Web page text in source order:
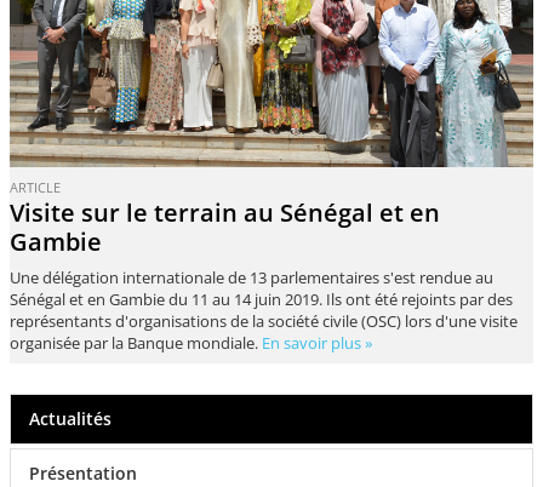
ARTICLE
Visite sur le terrain au Sénégal et en
Gambie
Une délégation internationale de 13 parlementaires s'est rendue au
Sénégal et en Gambie du 11 au 14 juin 2019. Ils ont été rejoints par des
représentants d'organisations de la société civile (OSC) lors d'une visite
organisée par la Banque mondiale. En savoir plus »
Actualités
Présentation